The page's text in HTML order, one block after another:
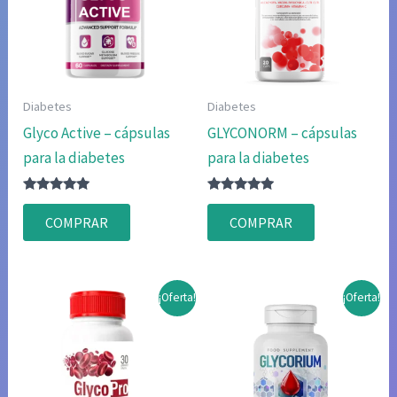
Diabetes
Glyco Active – cápsulas
para la diabetes
Valorado
4.83
de 5
COMPRAR
Diabetes
GLYCONORM – cápsulas
para la diabetes
Valorado
4.75
de 5
COMPRAR
¡Oferta! ¡Oferta!